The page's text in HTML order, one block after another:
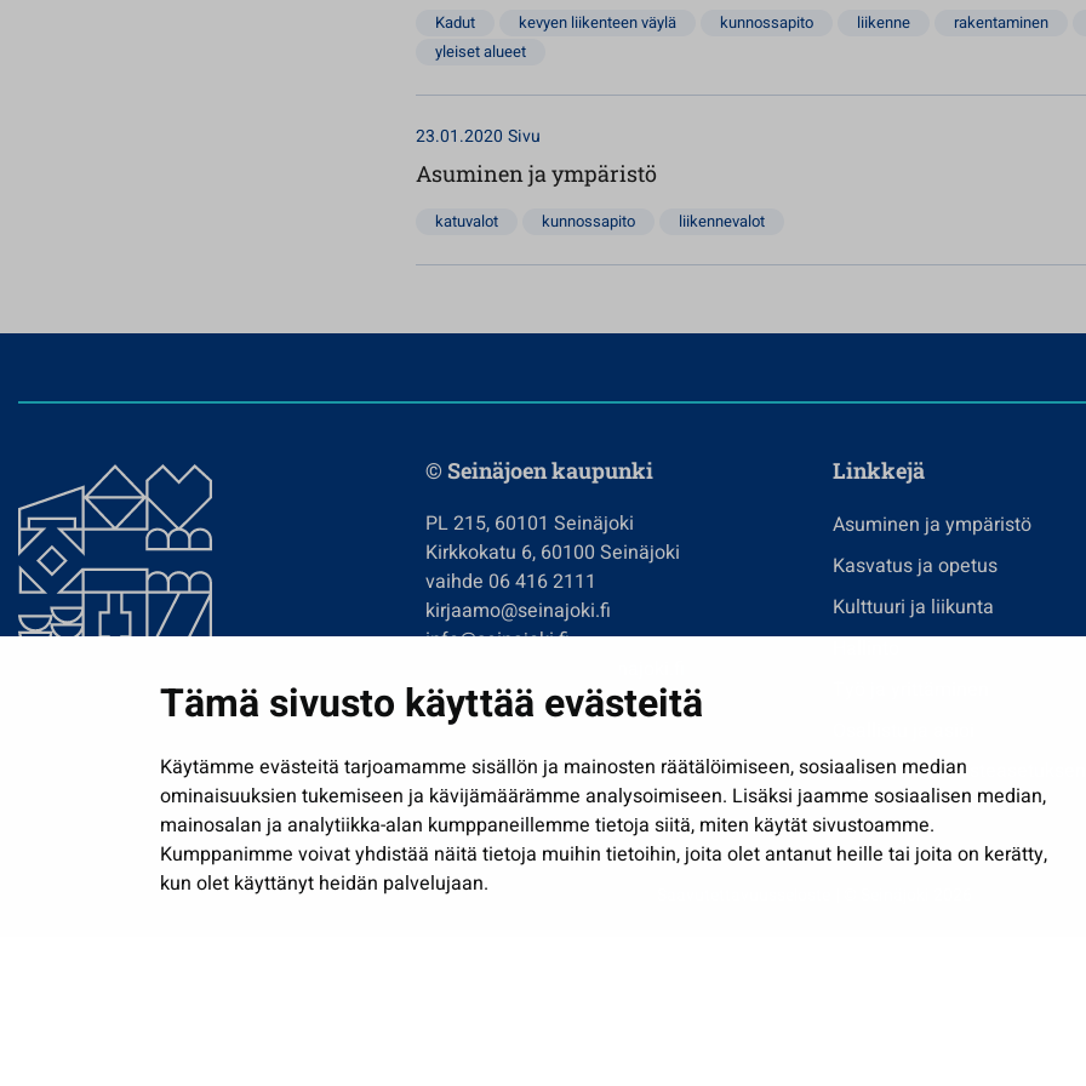
Tämä sivusto käyttää evästeitä
Käytämme evästeitä tarjoamamme sisällön ja mainosten räätälöimiseen, sosiaalisen median
ominaisuuksien tukemiseen ja kävijämäärämme analysoimiseen. Lisäksi jaamme sosiaalisen median,
mainosalan ja analytiikka-alan kumppaneillemme tietoja siitä, miten käytät sivustoamme.
Kumppanimme voivat yhdistää näitä tietoja muihin tietoihin, joita olet antanut heille tai joita on kerätty,
kun olet käyttänyt heidän palvelujaan.
Kadut kevyen liikenteen väylä kunnossapito liikenne
rakentaminen
yleiset alueet
23.01.2020 Sivu
Asuminen ja ympäristö
katuvalot kunnossapito liikennevalot
© Seinäjoen kaupunki
PL 215, 60101 Seinäjoki
Kirkkokatu 6, 60100 Seinäjoki
vaihde 06 416 2111
kirjaamo@seinajoki.fi
info@seinajoki.fi
Tilaa uutiskirje
Linkkejä
Asuminen ja ympäristö
Kasvatus ja opetus
Kulttuuri ja liikunta
Näytä omat